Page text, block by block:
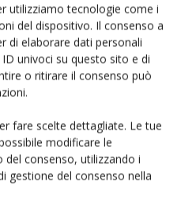
utilizziamo tecnologie come i
del dispositivo. Il consenso a
di elaborare dati personali
univoci su questo sito e di
o ritirare il consenso può
fare scelte dettagliate. Le tue
modificare le
consenso, utilizzando i
gestione del consenso nella